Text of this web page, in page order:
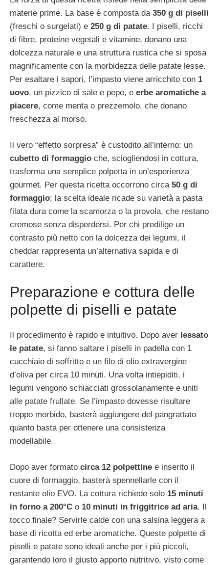
materie prime. La base è composta da 350 g di piselli
(freschi o surgelati) e 250 g di patate. I piselli, ricchi
di fibre, proteine vegetali e vitamine, donano una
dolcezza naturale e una struttura rustica che si sposa
magnificamente con la morbidezza delle patate lesse.
Per esaltare i sapori, l’impasto viene arricchito con 1
uovo, un pizzico di sale e pepe, e erbe aromatiche a
piacere, come menta o prezzemolo, che donano
freschezza al morso.
Il vero “effetto sorpresa” è custodito all’interno: un
cubetto di formaggio che, sciogliendosi in cottura,
trasforma una semplice polpetta in un’esperienza
gourmet. Per questa ricetta occorrono circa 50 g di
formaggio; la scelta ideale ricade su varietà a pasta
filata dura come la scamorza o la provola, che restano
cremose senza disperdersi. Per chi predilige un
contrasto più netto con la dolcezza dei legumi, il
cheddar rappresenta un’alternativa sapida e di
carattere.
Preparazione e cottura delle
polpette di piselli e patate
Il procedimento è rapido e intuitivo. Dopo aver lessato
le patate, si fanno saltare i piselli in padella con 1
cucchiaio di soffritto e un filo di olio extravergine
d’oliva per circa 10 minuti. Una volta intiepiditi, i
legumi vengono schiacciati grossolanamente e uniti
alle patate frullate. Se l’impasto dovesse risultare
troppo morbido, basterà aggiungere del pangrattato
quanto basta per ottenere una consistenza
modellabile.
Dopo aver formato circa 12 polpettine e inserito il
cuore di formaggio, basterà spennellarle con il
restante olio EVO. La cottura richiede solo 15 minuti
in forno a 200°C o 10 minuti in friggitrice ad aria. Il
tocco finale? Servirle calde con una salsina leggera a
base di ricotta ed erbe aromatiche. Queste polpette di
piselli e patate sono ideali anche per i più piccoli,
garantendo loro il giusto apporto nutritivo, visto come